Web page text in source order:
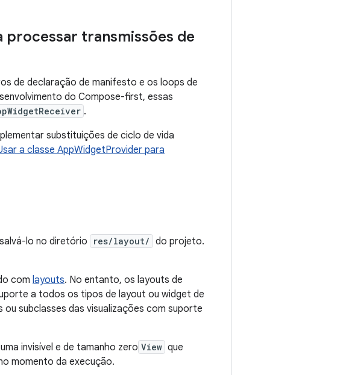
processar transmissões de
de declaração de manifesto e os loops de
do Compose-first, essas
.
substituições de ciclo de vida
a classe AppWidgetProvider para
lo no diretório res/layout/ do projeto.
com layouts. No entanto, os layouts de
a todos os tipos de layout ou widget de
ou subclasses das visualizações com suporte
invisível e de tamanho zero View que
momento da execução.